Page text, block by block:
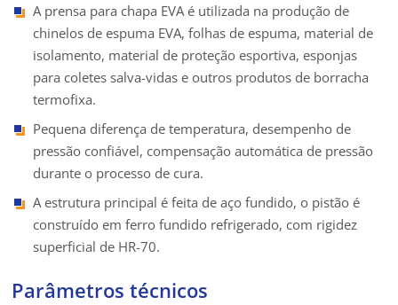
A prensa para chapa EVA é utilizada na produção de
chinelos de espuma EVA, folhas de espuma, material de
isolamento, material de proteção esportiva, esponjas
para coletes salva-vidas e outros produtos de borracha
termofixa.
Pequena diferença de temperatura, desempenho de
pressão confiável, compensação automática de pressão
durante o processo de cura.
A estrutura principal é feita de aço fundido, o pistão é
construído em ferro fundido refrigerado, com rigidez
superficial de HR-70.
Parâmetros técnicos